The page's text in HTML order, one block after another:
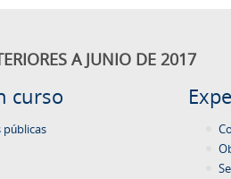
A JUNIO DE 2017
curso
públicas